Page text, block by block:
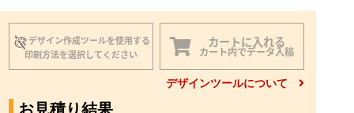
デザイン作成ツールを使用する
印刷方法を選択してください
カートに入れる
カート内でデータ入稿
デザインツールについて
お見積り結果